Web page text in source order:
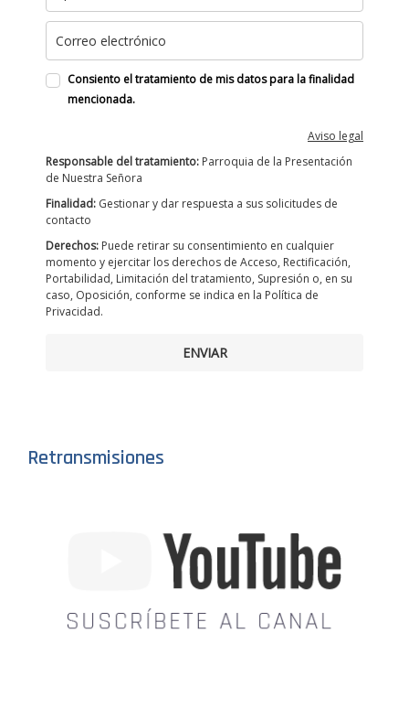
Consiento el tratamiento de mis datos para la finalidad
mencionada.
Aviso legal
Responsable del tratamiento: Parroquia de la Presentación
de Nuestra Señora
Finalidad: Gestionar y dar respuesta a sus solicitudes de
contacto
Derechos: Puede retirar su consentimiento en cualquier
momento y ejercitar los derechos de Acceso, Rectificación,
Portabilidad, Limitación del tratamiento, Supresión o, en su
caso, Oposición, conforme se indica en la Política de
Privacidad.
ENVIAR
Retransmisiones